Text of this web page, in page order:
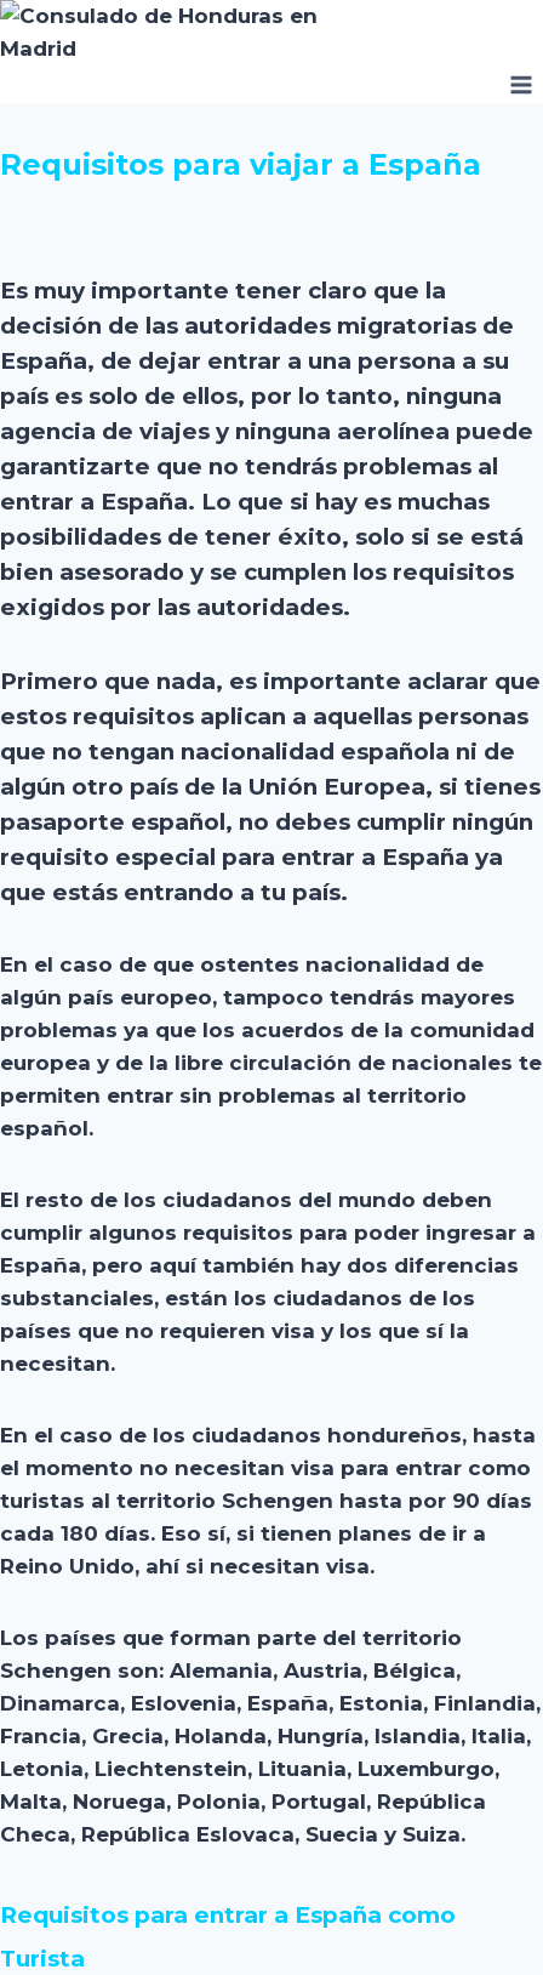
Saltar
al
Requisitos para viajar a España
Es muy importante tener claro que la
decisión de las autoridades migratorias de
España, de dejar entrar a una persona a su
país es solo de ellos, por lo tanto, ninguna
agencia de viajes y ninguna aerolínea puede
garantizarte que no tendrás problemas al
entrar a España. Lo que si hay es muchas
posibilidades de tener éxito, solo si se está
bien asesorado y se cumplen los requisitos
exigidos por las autoridades.
Primero que nada, es importante aclarar que
estos requisitos aplican a aquellas personas
que no tengan nacionalidad española ni de
algún otro país de la Unión Europea, si tienes
pasaporte español, no debes cumplir ningún
requisito especial para entrar a España ya
que estás entrando a tu país.
En el caso de que ostentes nacionalidad de
algún país europeo, tampoco tendrás mayores
problemas ya que los acuerdos de la comunidad
europea y de la libre circulación de nacionales te
permiten entrar sin problemas al territorio
español.
El resto de los ciudadanos del mundo deben
cumplir algunos requisitos para poder ingresar a
España, pero aquí también hay dos diferencias
substanciales, están los ciudadanos de los
países que no requieren visa y los que sí la
necesitan.
En el caso de los ciudadanos hondureños, hasta
el momento no necesitan visa para entrar como
turistas al territorio Schengen hasta por 90 días
cada 180 días. Eso sí, si tienen planes de ir a
Reino Unido, ahí si necesitan visa.
Los países que forman parte del territorio
Schengen son: Alemania, Austria, Bélgica,
Dinamarca, Eslovenia, España, Estonia, Finlandia,
Francia, Grecia, Holanda, Hungría, Islandia, Italia,
Letonia, Liechtenstein, Lituania, Luxemburgo,
Malta, Noruega, Polonia, Portugal, República
Checa, República Eslovaca, Suecia y Suiza.
Requisitos para entrar a España como
Turista